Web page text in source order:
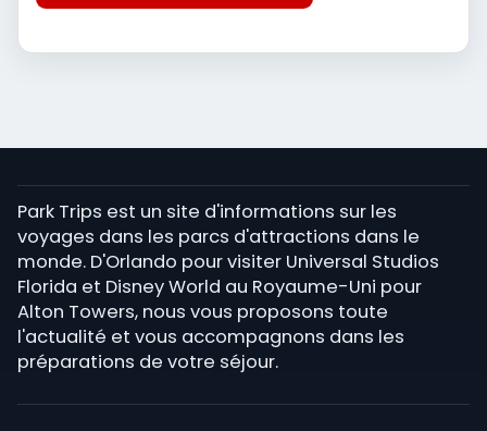
Park Trips est un site d'informations sur les
voyages dans les parcs d'attractions dans le
monde. D'Orlando pour visiter Universal Studios
Florida et Disney World au Royaume-Uni pour
Alton Towers, nous vous proposons toute
l'actualité et vous accompagnons dans les
préparations de votre séjour.